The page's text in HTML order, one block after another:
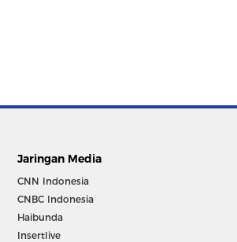
Jaringan Media
CNN Indonesia
CNBC Indonesia
Haibunda
Insertlive